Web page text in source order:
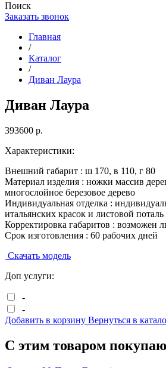
Поиск
Заказать звонок
Главная
/
Каталог
/
Диван Лаура
Диван Лаура
393600 р.
Характеристики:
Внешний габарит : ш 170, в 110, г 80
Материал изделия : ножки массив
многослойное березовое дерево
Индивидуальная отделка :
итальянских красок и листовой
Корректировка габаритов : возможен
Срок изготовления : 60 рабочих дней
Скачать модель
Доп услуги:
-
-
Добавить в корзину Вернуться в
С этим товаром